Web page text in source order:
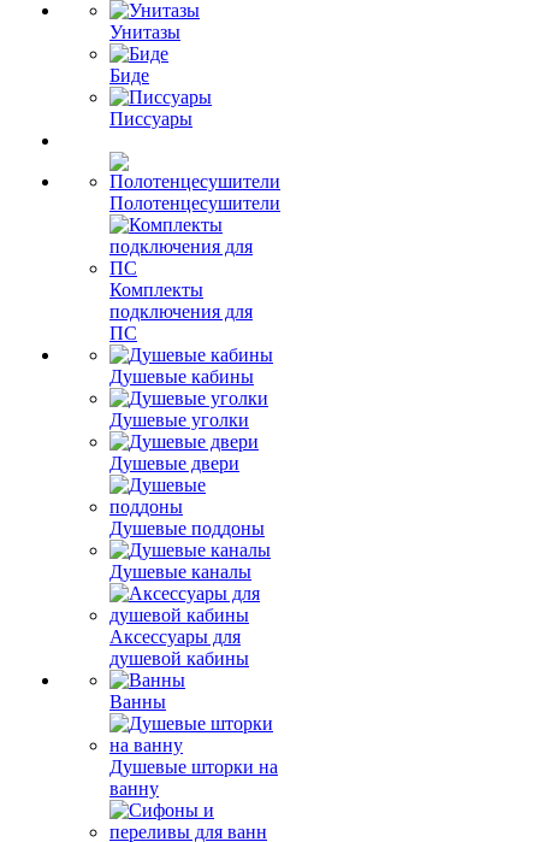
Унитазы
Биде
Писсуары
Полотенцесушители
Комплекты
подключения для
ПС
Душевые кабины
Душевые уголки
Душевые двери
Душевые поддоны
Душевые каналы
Аксессуары для
душевой кабины
Ванны
Душевые шторки на
ванну